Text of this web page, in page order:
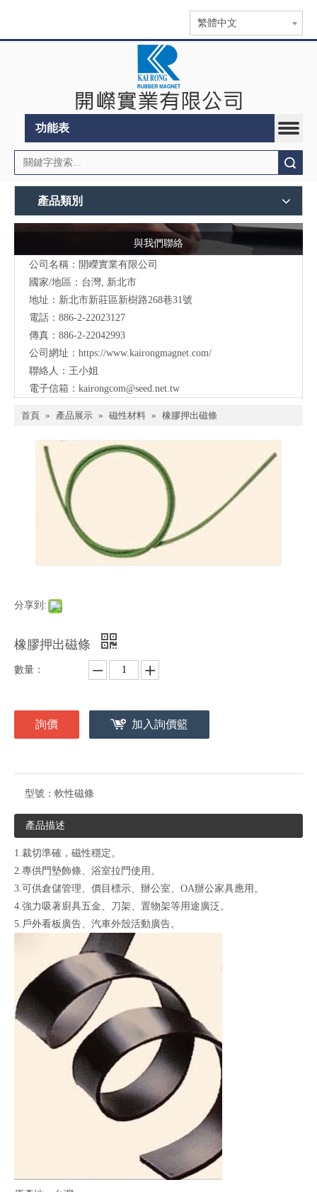
繁體中文
功能表
產品類別
與我們聯絡
公司名稱：開嶸實業有限公司
國家/地區：台灣, 新北市
地址： 新北市新莊區新樹路268巷31號
電話：886-2-22023127
傳真：886-2-22042993
公司網址： https://www.kairongmagnet.com/
聯絡人：王小姐
電子信箱： kairongcom@seed.net.tw
首頁 » 產品展示 » 磁性材料 » 橡膠押出磁條
分享到:
橡膠押出磁條
數量：
詢價 加入詢價籃
型號： 軟性磁條
產品描述
1.裁切準確，磁性穩定。
2.專供門墊飾條、浴室拉門使用。
3.可供倉儲管理、價目標示、辦公室、OA辦公家具應用。
4.強力吸著廚具五金、刀架、置物架等用途廣泛。
5.戶外看板廣告、汽車外殼活動廣告。